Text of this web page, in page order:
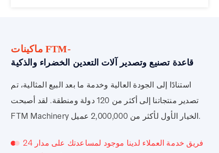
ماكينات FTM-
قاعدة تصنيع وتصدير آلات التعدين الخضراء والذكية
استنادًا إلى الجودة العالية وخدمة ما بعد البيع المثالية، تم
تصدير منتجاتنا إلى أكثر من 120 دولة ومنطقة. لقد أصبحت
FTM Machinery الخيار الأول لأكثر من 2,000,000 عميل.
فريق خدمة العملاء لدينا موجود لمساعدتك على مدار 24